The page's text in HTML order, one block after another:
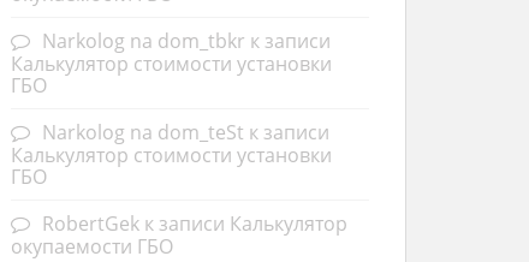
Narkolog na dom_tbkr к записи
Калькулятор стоимости установки
ГБО
Narkolog na dom_teSt к записи
Калькулятор стоимости установки
ГБО
RobertGek к записи Калькулятор
окупаемости ГБО